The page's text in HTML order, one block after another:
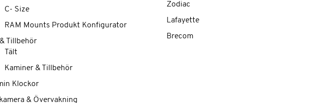
C- Size
RAM Mounts Produkt Konfigurator
& Tillbehör
Tält
Kaminer & Tillbehör
Klockor
& Övervakning
Zodiac
Lafayette
Brecom